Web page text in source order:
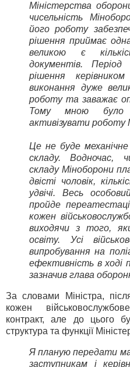
Міністерства
чисельність
його роботу
рішення приймає
великою є
документів.
рішення
виконання дуже
роботу та заважає
Тому мною було
активізувати роботу
Це не буде
складу. Водночас,
складу Міноборони
двісті чоловік,
удвічі. Весь
пройде
кожен
виходячи з того,
освіту. Усі
випробування на
ефективність в ході
зазначив глава
За словами Міністра,
кожен
контракт, але до цього
структура та функції
Я планую передати
заступникам і